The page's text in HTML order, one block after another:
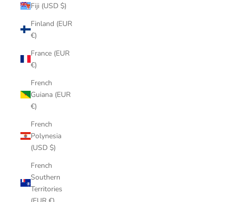
Fiji (USD $)
Finland (EUR
€)
France (EUR
€)
French
Guiana (EUR
€)
French
Polynesia
(USD $)
French
Southern
Territories